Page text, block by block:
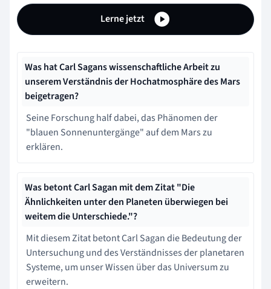
Lerne jetzt
Was hat Carl Sagans wissenschaftliche Arbeit zu
unserem Verständnis der Hochatmosphäre des Mars
beigetragen?
Seine Forschung half dabei, das Phänomen der
"blauen Sonnenuntergänge" auf dem Mars zu
erklären.
Was betont Carl Sagan mit dem Zitat "Die
Ähnlichkeiten unter den Planeten überwiegen bei
weitem die Unterschiede."?
Mit diesem Zitat betont Carl Sagan die Bedeutung der
Untersuchung und des Verständnisses der planetaren
Systeme, um unser Wissen über das Universum zu
erweitern.